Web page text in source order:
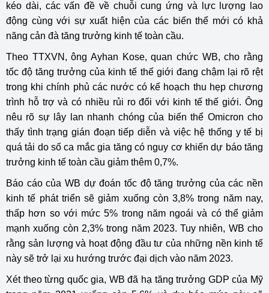
kéo dài, các vấn đề về chuỗi cung ứng và lực lượng lao
động cùng với sự xuất hiện của các biến thể mới có khả
năng cản đà tăng trưởng kinh tế toàn cầu.
Theo TTXVN, ông Ayhan Kose, quan chức WB, cho rằng
tốc độ tăng trưởng của kinh tế thế giới đang chậm lại rõ rệt
trong khi chính phủ các nước có kế hoạch thu hẹp chương
trình hỗ trợ và có nhiều rủi ro đối với kinh tế thế giới. Ông
nêu rõ sự lây lan nhanh chóng của biến thể Omicron cho
thấy tình trạng gián đoạn tiếp diễn và việc hệ thống y tế bị
quá tải do số ca mắc gia tăng có nguy cơ khiến dự báo tăng
trưởng kinh tế toàn cầu giảm thêm 0,7%.
Báo cáo của WB dự đoán tốc độ tăng trưởng của các nền
kinh tế phát triển sẽ giảm xuống còn 3,8% trong năm nay,
thấp hơn so với mức 5% trong năm ngoái và có thể giảm
mạnh xuống còn 2,3% trong năm 2023. Tuy nhiên, WB cho
rằng sản lượng và hoạt động đầu tư của những nền kinh tế
này sẽ trở lại xu hướng trước đại dịch vào năm 2023.
Xét theo từng quốc gia, WB đã hạ tăng trưởng GDP của Mỹ